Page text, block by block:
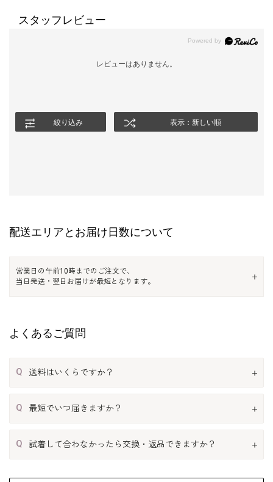
スタッフレビュー
レビューはありません。
絞り込み 表示：新しい順
配送エリアとお届け日数について
営業日の午前10時までのご注文で、
当日発送・翌日お届けが最短となります。
よくあるご質問
Q 送料はいくらですか？
Q 最短でいつ届きますか？
Q 試着して合わなかったら交換・返品できますか？